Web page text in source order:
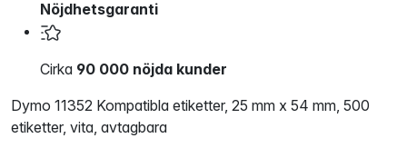
Nöjdhetsgaranti
Cirka 90 000 nöjda kunder
Dymo 11352 Kompatibla etiketter, 25 mm x 54 mm, 500
etiketter, vita, avtagbara